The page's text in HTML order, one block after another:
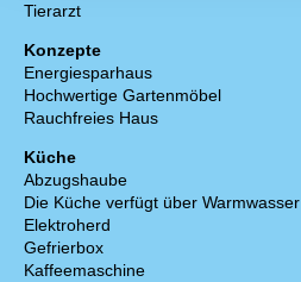
Tierarzt
Konzepte
Energiesparhaus
Hochwertige Gartenmöbel
Rauchfreies Haus
Küche
Abzugshaube
Die Küche verfügt über Warmwasser
Elektroherd
Gefrierbox
Kaffeemaschine